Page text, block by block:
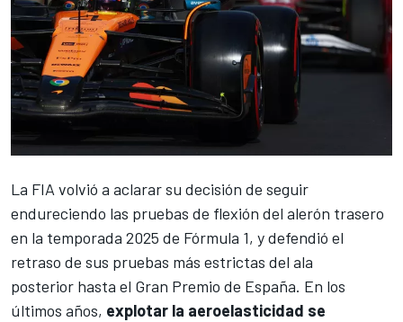
La FIA volvió a aclarar su decisión de seguir
endureciendo las pruebas de flexión del alerón trasero
en la temporada 2025 de Fórmula 1, y defendió el
retraso de sus pruebas más estrictas del ala
posterior hasta el Gran Premio de España. En los
últimos años, explotar la aeroelasticidad se